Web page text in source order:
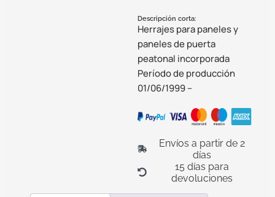
Descripción corta:
Herrajes para paneles y
paneles de puerta
peatonal incorporada
Período de producción
01/06/1999 –
Envíos a partir de 2
días
15 días para
devoluciones